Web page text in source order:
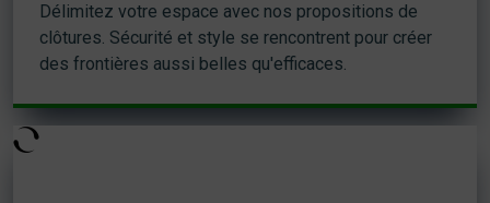
Délimitez votre espace avec nos propositions de
clôtures. Sécurité et style se rencontrent pour créer
des frontières aussi belles qu'efficaces.